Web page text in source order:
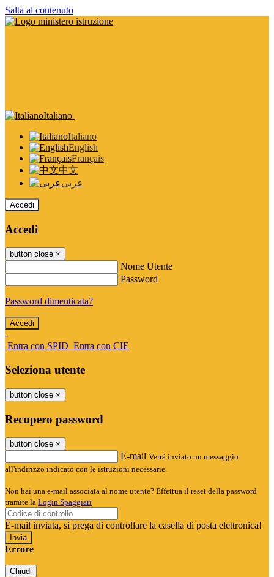
Salta al contenuto
Italiano
Italiano
English
Français
中文
عربى
Accedi
Accedi
button close ×
Nome Utente
Password
Password dimenticata?
-
Entra con SPID Entra con CIE
Seleziona utente
button close ×
Recupero password
button close ×
E-mail Verrà inviato un messaggio
all'indirizzo indicato con le istruzioni necessarie.
Non hai una e-mail associata al nome utente? Effettua il reset della password
tramite la Login Spaggiari
E-mail inviata, si prega di controllare la casella di posta elettronica!
Errore
Chiudi